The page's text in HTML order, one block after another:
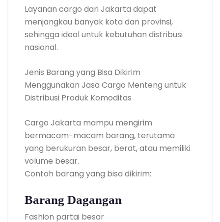
Layanan cargo dari Jakarta dapat
menjangkau banyak kota dan provinsi,
sehingga ideal untuk kebutuhan distribusi
nasional.
Jenis Barang yang Bisa Dikirim
Menggunakan Jasa Cargo Menteng untuk
Distribusi Produk Komoditas
Cargo Jakarta mampu mengirim
bermacam-macam barang, terutama
yang berukuran besar, berat, atau memiliki
volume besar.
Contoh barang yang bisa dikirim:
Barang Dagangan
Fashion partai besar